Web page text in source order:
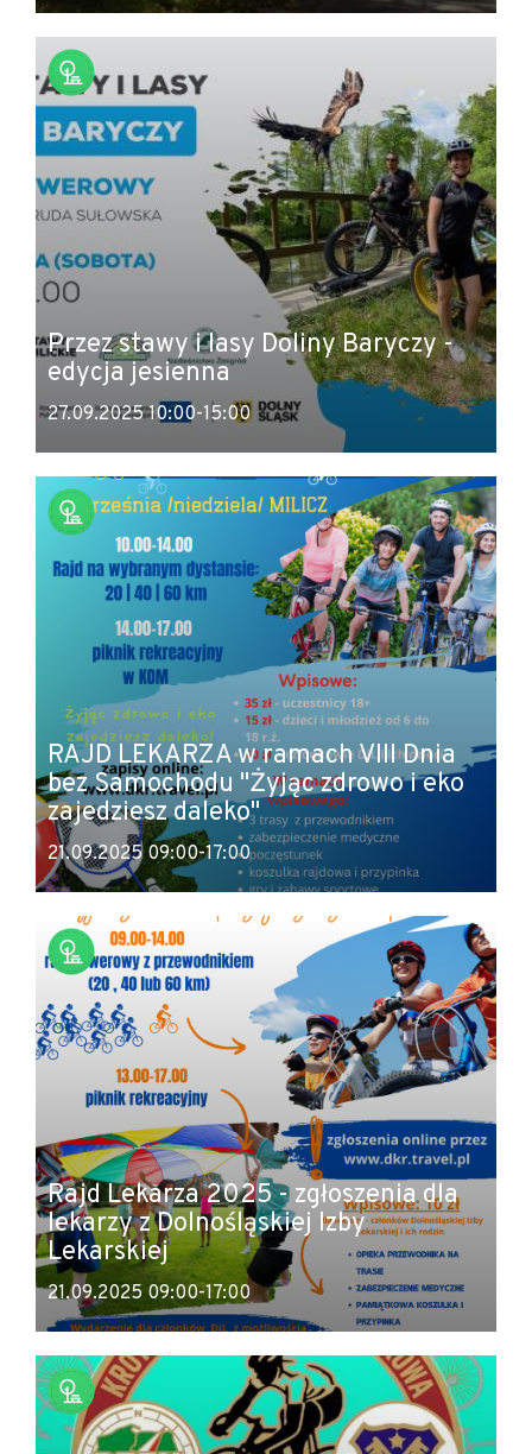
Przez stawy i lasy Doliny Baryczy -
edycja jesienna
27.09.2025 10:00-15:00
RAJD LEKARZA w ramach VIII Dnia
bez Samochodu "Żyjąc zdrowo i eko
zajedziesz daleko"
21.09.2025 09:00-17:00
Rajd Lekarza 2025 - zgłoszenia dla
lekarzy z Dolnośląskiej Izby
Lekarskiej
21.09.2025 09:00-17:00